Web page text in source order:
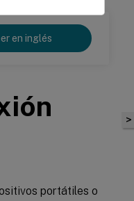
en inglés
portátiles o
>